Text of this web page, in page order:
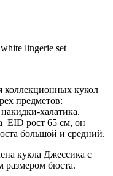
lingerie set
коллекционных кукол
предметов:
халатика.
EID рост 65 см, он
большой и средний.
кукла Джессика с
размером бюста.